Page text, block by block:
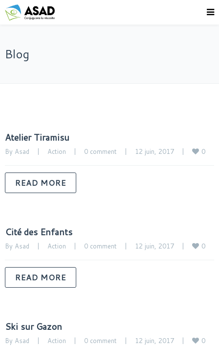
Blog
Atelier Tiramisu
By Asad | Action | 0 comment | 12 juin, 2017 | 0
READ MORE
Cité des Enfants
By Asad | Action | 0 comment | 12 juin, 2017 | 0
READ MORE
Ski sur Gazon
By Asad | Action | 0 comment | 12 juin, 2017 | 0